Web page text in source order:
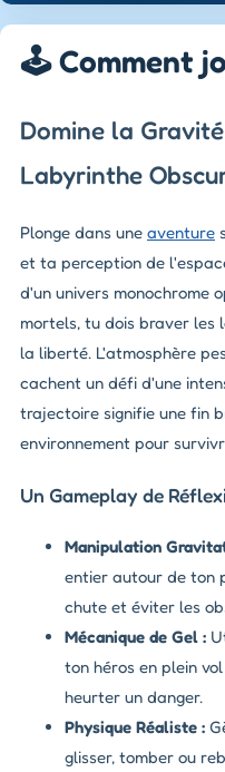
🕹️ Comment
Domine la
Labyrinthe
Plonge dans une aventure
et ta perception de
d'un univers monochrome
mortels, tu dois braver les
la liberté. L'atmosphère
cachent un défi d'une
trajectoire signifie une fin
environnement pour
Un Gameplay de
Manipulation
entier autour de ton
chute et éviter les
Mécanique de Gel :
ton héros en plein
heurter un danger.
Physique Réaliste :
glisser, tomber ou